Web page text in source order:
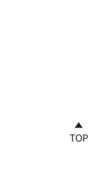
TOP